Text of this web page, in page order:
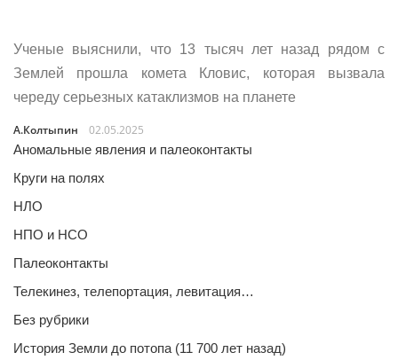
Ученые выяснили, что 13 тысяч лет назад рядом с
Землей прошла комета Кловис, которая вызвала
череду серьезных катаклизмов на планете
А.Колтыпин
02.05.2025
Аномальные явления и палеоконтакты
Круги на полях
НЛО
НПО и НСО
Палеоконтакты
Телекинез, телепортация, левитация…
Без рубрики
История Земли до потопа (11 700 лет назад)